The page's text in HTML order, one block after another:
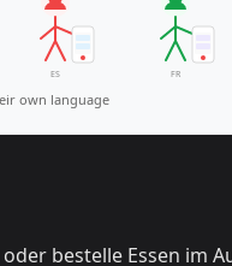
bestelle Essen im